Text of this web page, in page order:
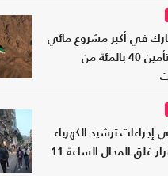
في أكبر مشروع مائي
بالأردن لتأمين 40 بالمئة من
إجراءات ترشيد الكهرباء
وتلغي قرار غلق المحال الساعة 11